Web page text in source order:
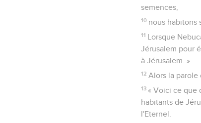
semences,
10 nous habitons
11 Lorsque
Jérusalem pour
à Jérusalem. »
12 Alors la parole
13 « Voici ce que
habitants de
l'Eternel.